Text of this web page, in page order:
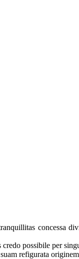
concessa
possibile per
refigurata